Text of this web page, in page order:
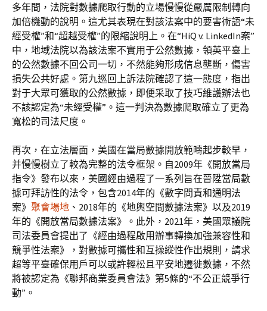
多年間，法院對數據爬取行動的立場慢慢從嚴厲限制轉向
加倍機動的說明。這尤其表現在對該法案中的要害術語“未
經受權”和“超越受權”的限縮說明上。在“HiQ v. LinkedIn案”
中，地域法院以為該法案不實用于公然數據，領英平臺上
的公然數據不回公司一切，不然能夠形成信息壟斷，傷害
損失公共好處。第九巡回上訴法院確認了這一態度，指出
對于大眾可獲取的公然數據，即便采取了技巧維護辦法也
不該認定為“未經受權”。這一判決為數據爬取確立了更為
寬松的司法尺度。
再次，在立法層面，美國在當局數據開放範疇起步較早，
并慢慢樹立了較為完整的法令框架。自2009年《開放當局
指令》發布以來，美國經由過程了一系列旨在晉陞當局數
據可拜訪性的法令，包含2014年的《數字問責和通明法
案》 聚會場地 、2018年的《地輿空間數據法案》以及2019
年的《開放當局數據法案》。此外，2021年，美國眾議院
司法委員會提出了《經由過程啟用辦事轉換加強兼容性和
競爭性法案》，對數據可攜性和互操縱性作出規則，請求
超等平臺確保用戶可以或許輕松且平安地遷徙數據，不然
將被認定為《聯邦商業委員會法》第5條的“不公正競爭行
動”。